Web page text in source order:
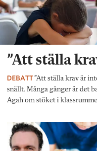
”Att ställa
DEBATT”Att ställa krav är
snällt. Många gånger är det
Agah om stöket i